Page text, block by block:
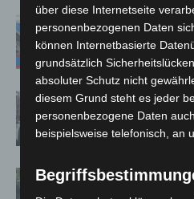
Mann läuft mit
A7 – Polizei
Celle:
auf Baustelle
Gasleitung bei
Langenhagen
über diese Internetseite
personenbezogenen Daten
können Internetbasierte
grundsätzlich
absoluter Schutz nicht
diesem Grund steht es jeder
personenbezogene Daten
beispielsweise telefonisch, an